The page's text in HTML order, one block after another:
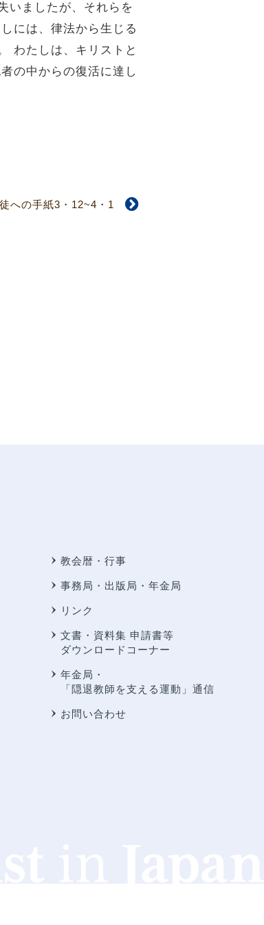
いましたが、それらを
には、律法から生じる
わたしは、キリストと
の中からの復活に達し
への手紙3・12~4・1
教会暦・行事
事務局・出版局・年金局
リンク
文書・資料集 申請書等
ダウンロードコーナー
年金局・
「隠退教師を支える運動」通信
お問い合わせ